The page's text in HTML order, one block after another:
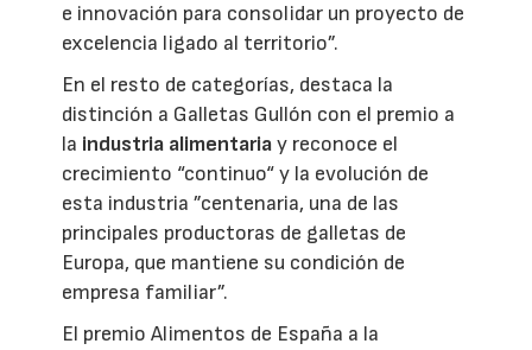
e innovación para consolidar un proyecto de
excelencia ligado al territorio”.
En el resto de categorías, destaca la
distinción a Galletas Gullón con el premio a
la industria alimentariay reconoce el
crecimiento “continuo“ y la evolución de
esta industria ”centenaria, una de las
principales productoras de galletas de
Europa, que mantiene su condición de
empresa familiar”.
El premio Alimentos de España a la